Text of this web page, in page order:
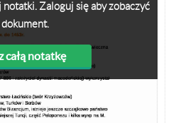
Zaloguj się aby zobaczyć
całą notatkę